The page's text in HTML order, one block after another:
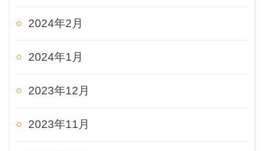
2024年2月
2024年1月
2023年12月
2023年11月